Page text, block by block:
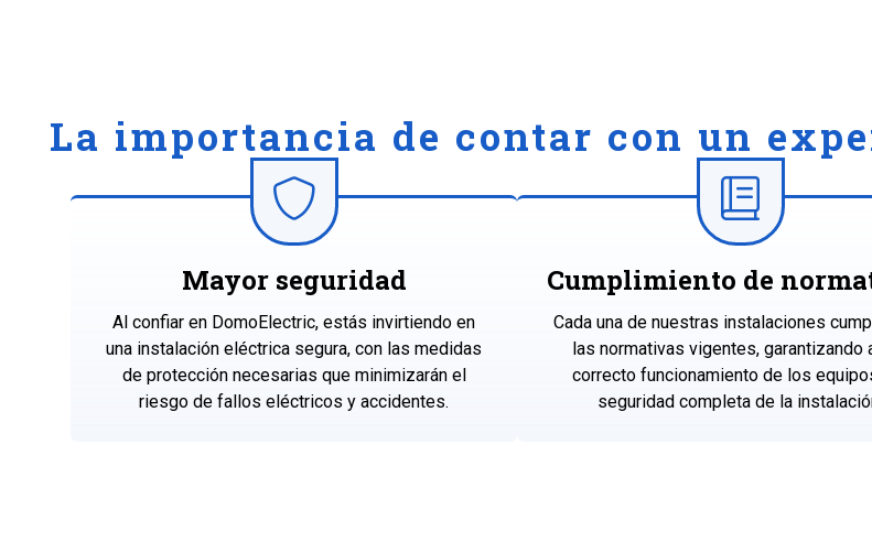
La importancia de contar con un
Mayor seguridad
Al confiar en DomoElectric, estás invirtiendo en
una instalación eléctrica segura, con las medidas
de protección necesarias que minimizarán el
riesgo de fallos eléctricos y accidentes.
Cumplimiento de
Cada una de nuestras instalaciones
las normativas vigentes, garantizando
correcto funcionamiento de los
seguridad completa de la